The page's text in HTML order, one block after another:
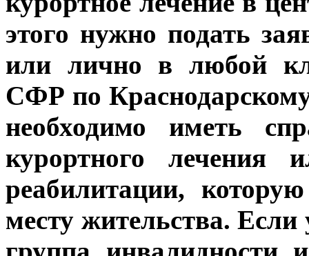
этого нужно подать
или лично в любой
СФР по
необходимо иметь
курортного лечения
реабилитации,
месту жительства.